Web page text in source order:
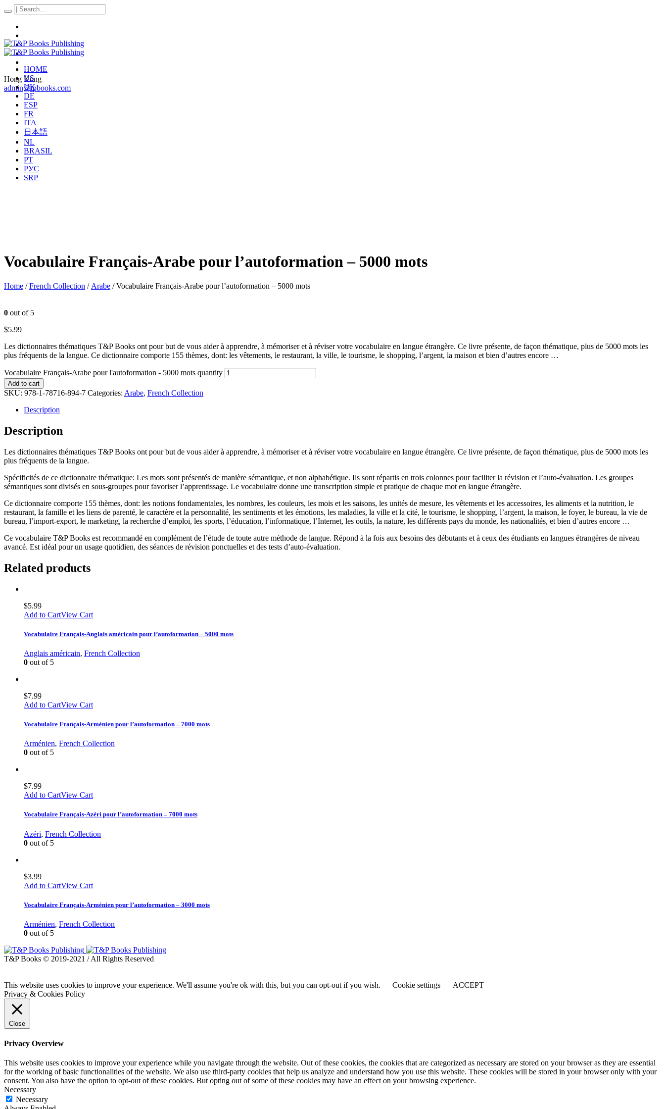
Hong Kong
admin@tpbooks.com
HOME
US
UK
DE
ESP
FR
ITA
日本語
NL
BRASIL
PT
РУС
SRP
Vocabulaire Français-Arabe pour l’autoformation – 5000 mots
Home /French Collection / Arabe / Vocabulaire Français-Arabe pour l’autoformation – 5000 mots
0 out of 5
$5.99
Les dictionnaires thématiques T&P Books ont pour but de vous aider à apprendre, à mémoriser et à réviser votre vocabulaire en langue étrangère. Ce livre présente, de façon thématique, plus de 5000 mots les
plus fréquents de la langue. Ce dictionnaire comporte 155 thèmes, dont: les vêtements, le restaurant, la ville, le tourisme, le shopping, l’argent, la maison et bien d’autres encore …
Vocabulaire Français-Arabe pour l'autoformation - 5000 mots quantity
Add to cart
SKU: 978-1-78716-894-7 Categories: Arabe, French Collection
Description
Description
Les dictionnaires thématiques T&P Books ont pour but de vous aider à apprendre, à mémoriser et à réviser votre vocabulaire en langue étrangère. Ce livre présente, de façon thématique, plus de 5000 mots les
plus fréquents de la langue.
Spécificités de ce dictionnaire thématique: Les mots sont présentés de manière sémantique, et non alphabétique. Ils sont répartis en trois colonnes pour faciliter la révision et l’auto-évaluation. Les groupes
sémantiques sont divisés en sous-groupes pour favoriser l’apprentissage. Le vocabulaire donne une transcription simple et pratique de chaque mot en langue étrangère.
Ce dictionnaire comporte 155 thèmes, dont: les notions fondamentales, les nombres, les couleurs, les mois et les saisons, les unités de mesure, les vêtements et les accessoires, les aliments et la nutrition, le
restaurant, la famille et les liens de parenté, le caractère et la personnalité, les sentiments et les émotions, les maladies, la ville et la cité, le tourisme, le shopping, l’argent, la maison, le foyer, le bureau, la vie de
bureau, l’import-export, le marketing, la recherche d’emploi, les sports, l’éducation, l’informatique, l’Internet, les outils, la nature, les différents pays du monde, les nationalités, et bien d’autres encore …
Ce vocabulaire T&P Books est recommandé en complément de l’étude de toute autre méthode de langue. Répond à la fois aux besoins des débutants et à ceux des étudiants en langues étrangères de niveau
avancé. Est idéal pour un usage quotidien, des séances de révision ponctuelles et des tests d’auto-évaluation.
Related products
$5.99
Add to CartView Cart
Vocabulaire Français-Anglais américain pour l’autoformation – 5000 mots
Anglais américain, French Collection
0 out of 5
$7.99
Add to CartView Cart
Vocabulaire Français-Arménien pour l’autoformation – 7000 mots
Arménien, French Collection
0 out of 5
$7.99
Add to CartView Cart
Vocabulaire Français-Azéri pour l’autoformation – 7000 mots
Azéri, French Collection
0 out of 5
$3.99
Add to CartView Cart
Vocabulaire Français-Arménien pour l’autoformation – 3000 mots
Arménien, French Collection
0 out of 5
T&P Books © 2019-2021 / All Rights Reserved
This website uses cookies to improve your experience. We'll assume you're ok with this, but you can opt-out if you wish. Cookie settings
ACCEPT
Privacy & Cookies Policy
Close
Privacy Overview
This website uses cookies to improve your experience while you navigate through the website. Out of these cookies, the cookies that are categorized as necessary are stored on your browser as they are essential
for the working of basic functionalities of the website. We also use third-party cookies that help us analyze and understand how you use this website. These cookies will be stored in your browser only with your
consent. You also have the option to opt-out of these cookies. But opting out of some of these cookies may have an effect on your browsing experience.
Necessary
Necessary